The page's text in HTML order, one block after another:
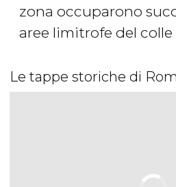
zona occuparono
aree limitrofe del colle
Le tappe storiche di